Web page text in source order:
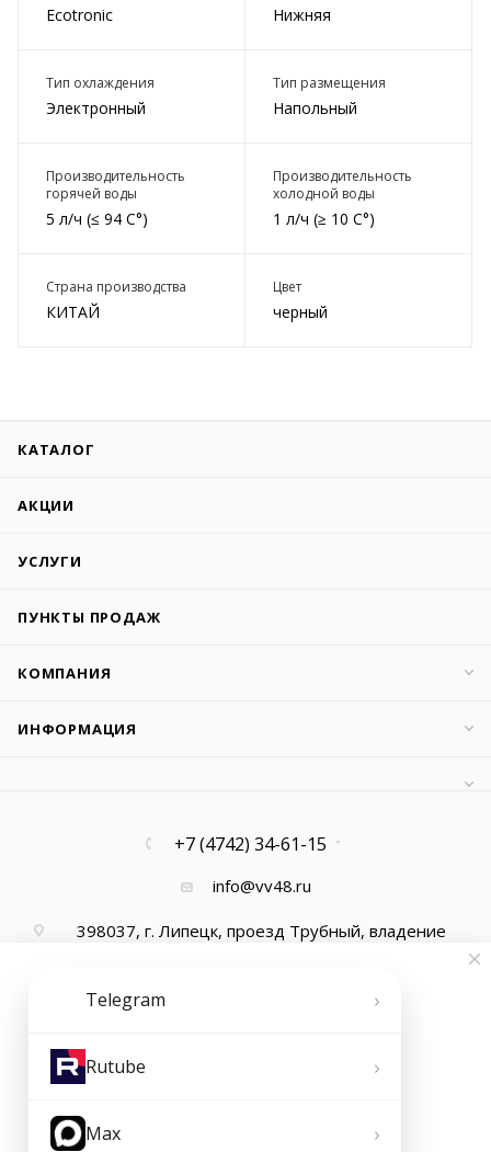
Ecotronic Нижняя
Тип охлаждения
Электронный
Тип размещения
Напольный
Производительность
горячей воды
5 л/ч (≤ 94 C°)
Производительность
холодной воды
1 л/ч (≥ 10 C°)
Страна производства
КИТАЙ
Цвет
черный
КАТАЛОГ
АКЦИИ
УСЛУГИ
ПУНКТЫ ПРОДАЖ
КОМПАНИЯ
ИНФОРМАЦИЯ
+7 (4742) 34-61-15
info@vv48.ru
398037, г. Липецк, проезд Трубный, владение
Telegram ›
Rutube ›
Max ›